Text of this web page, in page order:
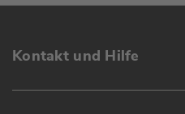
Kontakt und Hilfe